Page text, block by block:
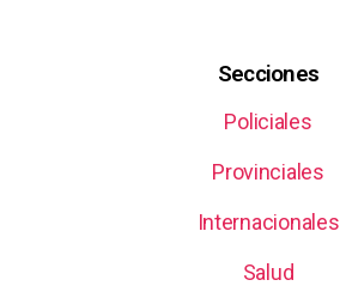
Secciones
Policiales
Provinciales
Internacionales
Salud